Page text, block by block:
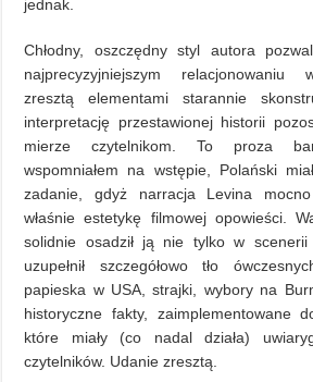
jednak.
Chłodny, oszczędny styl autora
najprecyzyjniejszym relacjonowaniu
zresztą elementami starannie
interpretację przestawionej historii
mierze czytelnikom. To proza
wspomniałem na wstępie, Polański
zadanie, gdyż narracja Levina
właśnie estetykę filmowej opowieści.
solidnie osadził ją nie tylko w
uzupełnił szczegółowo tło
papieska w USA, strajki, wybory na
historyczne fakty, zaimplementowane
które miały (co nadal działa)
czytelników. Udanie zresztą.